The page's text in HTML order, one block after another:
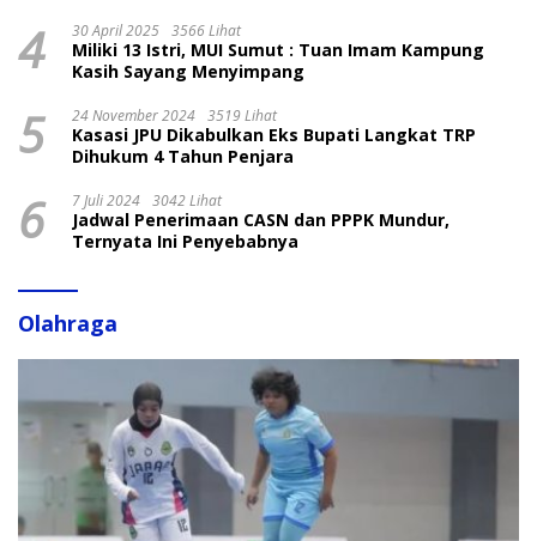
4 30 April 2025 3566 Lihat
Miliki 13 Istri, MUI Sumut : Tuan Imam Kampung
Kasih Sayang Menyimpang
5 24 November 2024 3519 Lihat
Kasasi JPU Dikabulkan Eks Bupati Langkat TRP
Dihukum 4 Tahun Penjara
6 7 Juli 2024 3042 Lihat
Jadwal Penerimaan CASN dan PPPK Mundur,
Ternyata Ini Penyebabnya
Olahraga